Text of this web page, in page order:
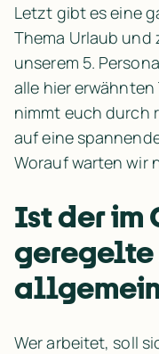
Letzt gibt es eine
Thema Urlaub und
unserem 5.
alle hier
nimmt euch durch
auf eine
Worauf warten wir
Ist der im
geregelte
Wer arbeitet, soll